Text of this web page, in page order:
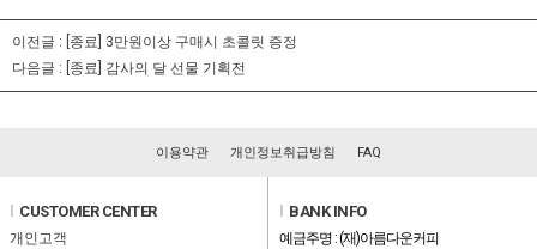
이전글 : [종료] 3만원이상 구매시 초콜릿 증정
다음글 : [종료] 감사의 달 선물 기획전
이용약관 개인정보취급방침 FAQ
CUSTOMER CENTER
개인고객
BANK INFO
예금주명 : (재)아름다운커피